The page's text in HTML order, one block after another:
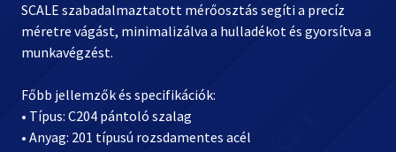
SCALE szabadalmaztatott mérőosztás segíti a precíz
méretre vágást, minimalizálva a hulladékot és gyorsítva a
munkavégzést.
Főbb jellemzők és specifikációk:
• Típus: C204 pántoló szalag
• Anyag: 201 típusú rozsdamentes acél